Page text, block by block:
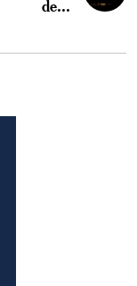
de...